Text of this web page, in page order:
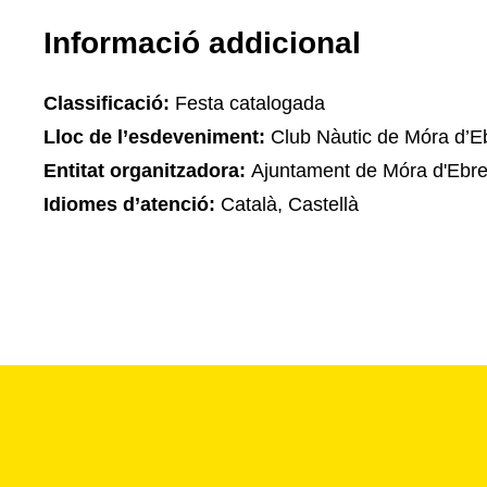
Informació addicional
Classificació: Festa catalogada
Lloc de l’esdeveniment: Club Nàutic de Móra
Entitat organitzadora: Ajuntament de Móra d'Ebre
Idiomes d’atenció: Català, Castellà